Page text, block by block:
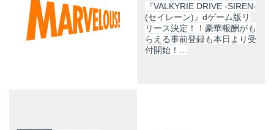
『VALKYRIE DRIVE -SIREN-
(セイレーン)』dゲーム版リ
リース決定！！豪華報酬がも
らえる事前登録も本日より受
付開始！…